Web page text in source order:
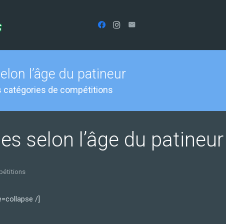
l’âge du patineur
catégories de compétitions
selon l’âge du patineur
/]